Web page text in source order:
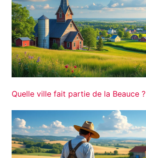
Quelle ville fait partie de la Beauce ?